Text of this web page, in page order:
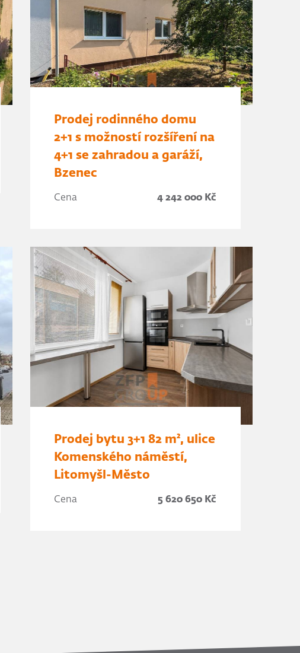
Prodej rodinného domu
2+1 s možností rozšíření na
4+1 se zahradou a garáží,
Bzenec
Cena 4 242 000 Kč
Prodej bytu 3+1 82 m², ulice
Komenského náměstí,
Litomyšl-Město
Cena 5 620 650 Kč